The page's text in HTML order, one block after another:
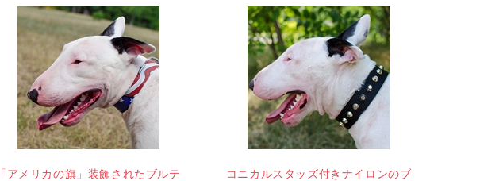
「アメリカの旗」装飾されたブルテ
コニカルスタッズ付きナイロンのブ